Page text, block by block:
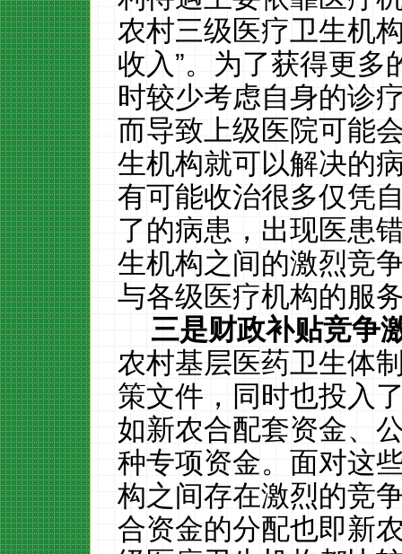
农村三级医疗卫生机
收入”。为了获得更多
时较少考虑自身的诊
而导致上级医院可能
生机构就可以解决的
有可能收治很多仅凭
了的病患，出现医患
生机构之间的激烈竞
与各级医疗机构的服
三是财政补贴竞争
农村基层医药卫生体
策文件，同时也投入
如新农合配套资金、
种专项资金。面对这
构之间存在激烈的竞
合资金的分配也即新